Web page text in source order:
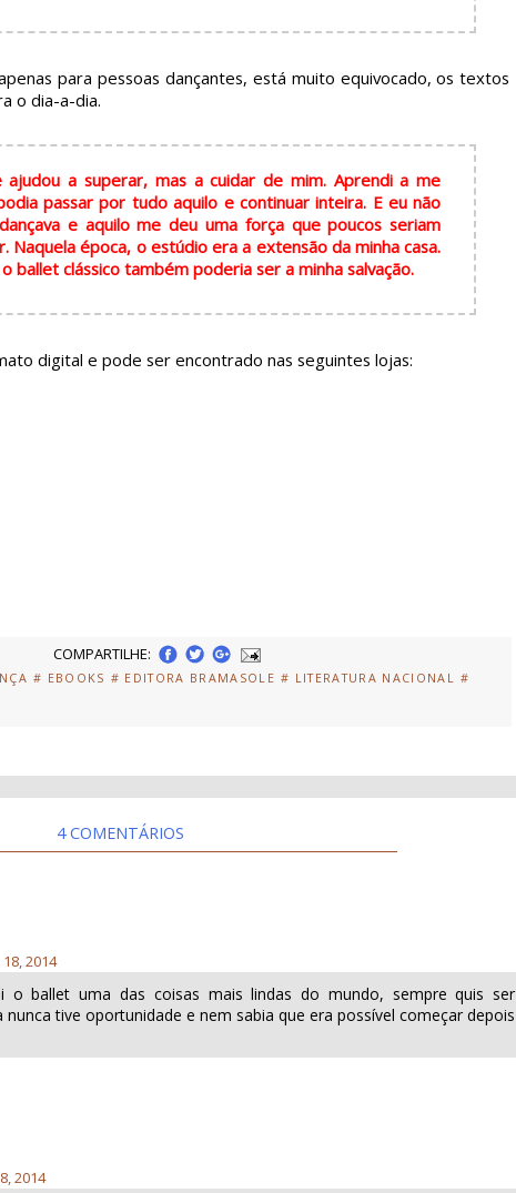
para pessoas dançantes, está muito equivocado, os textos
o dia-a-dia.
ajudou a superar, mas a cuidar de mim. Aprendi a me
passar por tudo aquilo e continuar inteira. E eu não
e aquilo me deu uma força que poucos seriam
Naquela época, o estúdio era a extensão da minha casa.
ballet clássico também poderia ser a minha salvação.
digital e pode ser encontrado nas seguintes lojas:
COMPARTILHE:
# EBOOKS # EDITORA BRAMASOLE # LITERATURA NACIONAL
#
4 COMENTÁRIOS
2014
o ballet uma das coisas mais lindas do mundo, sempre quis ser
nunca tive oportunidade e nem sabia que era possível começar depois
2014